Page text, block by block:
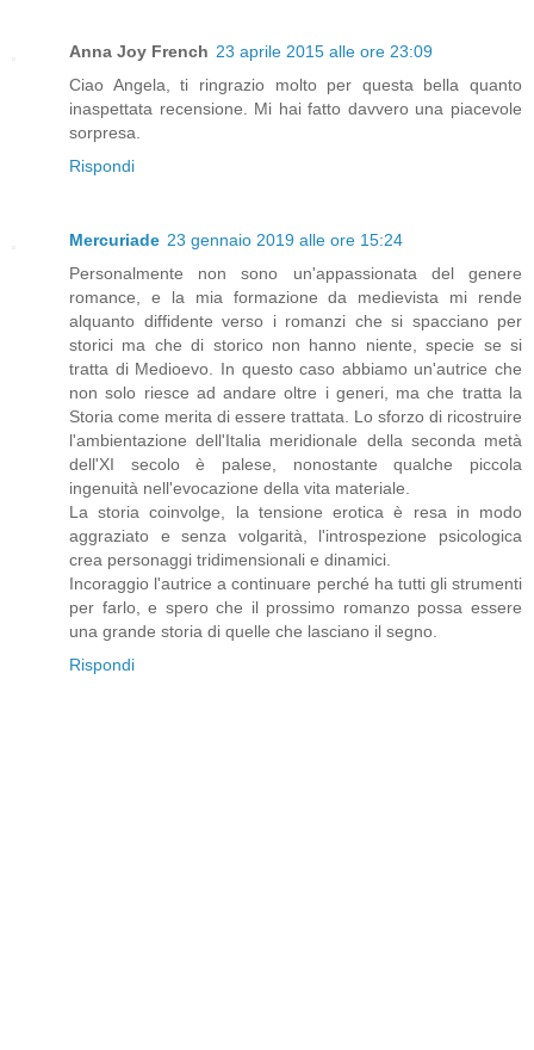
Anna Joy French 23 aprile 2015 alle ore 23:09
Ciao Angela, ti ringrazio molto per questa bella quanto
inaspettata recensione. Mi hai fatto davvero una piacevole
sorpresa.
Rispondi
Mercuriade 23 gennaio 2019 alle ore 15:24
Personalmente non sono un'appassionata del genere
romance, e la mia formazione da medievista mi rende
alquanto diffidente verso i romanzi che si spacciano per
storici ma che di storico non hanno niente, specie se si
tratta di Medioevo. In questo caso abbiamo un'autrice che
non solo riesce ad andare oltre i generi, ma che tratta la
Storia come merita di essere trattata. Lo sforzo di ricostruire
l'ambientazione dell'Italia meridionale della seconda metà
dell'XI secolo è palese, nonostante qualche piccola
ingenuità nell'evocazione della vita materiale.
La storia coinvolge, la tensione erotica è resa in modo
aggraziato e senza volgarità, l'introspezione psicologica
crea personaggi tridimensionali e dinamici.
Incoraggio l'autrice a continuare perché ha tutti gli strumenti
per farlo, e spero che il prossimo romanzo possa essere
una grande storia di quelle che lasciano il segno.
Rispondi